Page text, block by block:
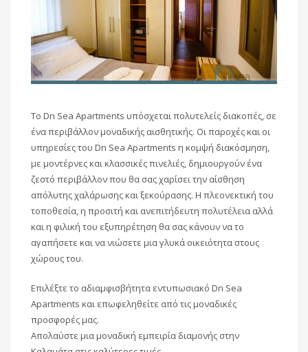
Το Dn Sea Apartments υπόσχεται πολυτελείς διακοπές, σε
ένα περιβάλλον μοναδικής αισθητικής. Οι παροχές και οι
υπηρεσίες του Dn Sea Apartments η κομψή διακόσμηση,
με μοντέρνες και κλασσικές πινελιές, δημιουργούν ένα
ζεστό περιβάλλον που θα σας χαρίσει την αίσθηση
απόλυτης χαλάρωσης και ξεκούρασης. Η πλεονεκτική του
τοποθεσία, η προσιτή και ανεπιτήδευτη πολυτέλεια αλλά
και η φιλική του εξυπηρέτηση θα σας κάνουν να το
αγαπήσετε και να νιώσετε μια γλυκά οικειότητα στους
χώρους του.
Επιλέξτε το αδιαμφισβήτητα εντυπωσιακό Dn Sea
Apartments και επωφεληθείτε από τις μοναδικές
προσφορές μας.
Απολαύστε μια μοναδική εμπειρία διαμονής στην